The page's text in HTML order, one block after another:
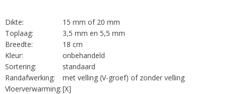
Dikte:
Toplaag:
Breedte:
Kleur:
Sortering:
Randafwerking:
Vloerverwarming:
15 mm of 20 mm
3,5 mm en 5,5 mm
18 cm
onbehandeld
standaard
met velling (V-groef) of zonder velling
[X]